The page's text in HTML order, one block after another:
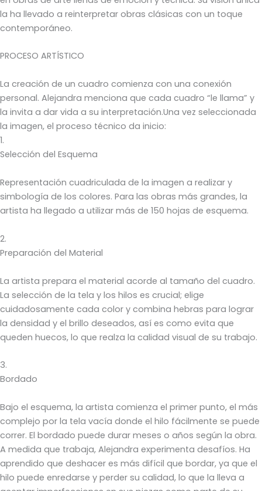
la ha llevado a reinterpretar obras clásicas con un toque
contemporáneo.
PROCESO ARTÍSTICO
La creación de un cuadro comienza con una conexión
personal. Alejandra menciona que cada cuadro “le llama” y
la invita a dar vida a su interpretación.Una vez seleccionada
la imagen, el proceso técnico da inicio:
1.
Selección del Esquema
Representación cuadriculada de la imagen a realizar y
simbología de los colores. Para las obras más grandes, la
artista ha llegado a utilizar más de 150 hojas de esquema.
2.
Preparación del Material
La artista prepara el material acorde al tamaño del cuadro.
La selección de la tela y los hilos es crucial; elige
cuidadosamente cada color y combina hebras para lograr
la densidad y el brillo deseados, así es como evita que
queden huecos, lo que realza la calidad visual de su trabajo.
3.
Bordado
Bajo el esquema, la artista comienza el primer punto, el más
complejo por la tela vacía donde el hilo fácilmente se puede
correr. El bordado puede durar meses o años según la obra.
A medida que trabaja, Alejandra experimenta desafíos. Ha
aprendido que deshacer es más difícil que bordar, ya que el
hilo puede enredarse y perder su calidad, lo que la lleva a